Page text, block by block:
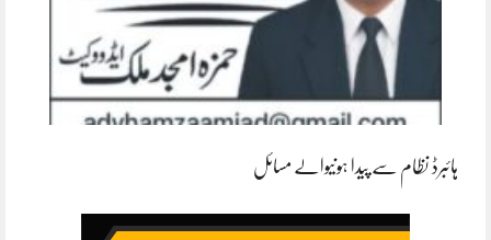
ہائبرڈ نظام سے پیدا ہونیوالے مسائل